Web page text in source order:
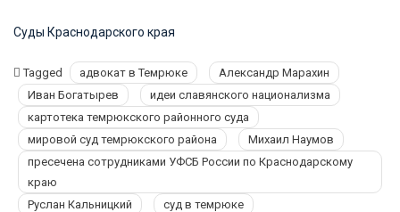
Суды Краснодарского края
Tagged адвокат в Темрюке
Александр Марахин
Иван Богатырев
идеи славянского национализма
картотека темрюкского районного суда
мировой суд темрюкского района
Михаил Наумов
пресечена сотрудниками УФСБ России по Краснодарскому
краю
Руслан Кальницкий
суд в темрюке